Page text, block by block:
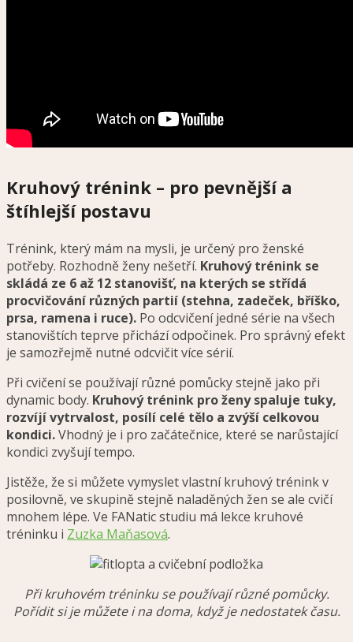
Kruhový trénink – pro pevnější a
štíhlejší postavu
Trénink, který mám na mysli, je určený pro ženské
potřeby. Rozhodně ženy nešetří. Kruhový trénink se
skládá ze 6 až 12 stanovišť, na kterých se střídá
procvičování různých partií (stehna, zadeček, bříško,
prsa, ramena i ruce). Po odcvičení jedné série na všech
stanovištích teprve přichází odpočinek. Pro správný efekt
je samozřejmě nutné odcvičit více sérií.
Při cvičení se používají různé pomůcky stejně jako při
dynamic body. Kruhový trénink pro ženy spaluje tuky,
rozvíjí vytrvalost, posílí celé tělo a zvýší celkovou
kondici.Vhodný je i pro začátečnice, které se narůstající
kondici zvyšují tempo.
Jistěže, že si můžete vymyslet vlastní kruhový trénink v
posilovně, ve skupině stejně naladěných žen se ale cvičí
mnohem lépe. Ve FANatic studiu má lekce kruhové
tréninku i Zuzka Maňasová.
Při kruhovém tréninku se používají různé pomůcky.
Pořídit si je můžete i na doma, když je nedostatek času.